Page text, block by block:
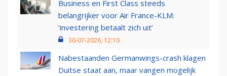
Business en First Class steeds
belangrijker voor Air France-KLM:
‘investering betaalt zich uit’
30-07-2026, 12:10
Nabestaanden Germanwings-crash klagen
Duitse staat aan, maar vangen mogelijk